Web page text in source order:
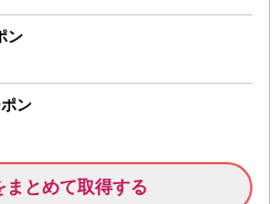
ン
ン
まとめて取得する